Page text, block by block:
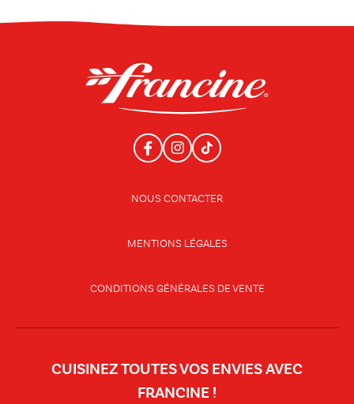
NOUS CONTACTER
MENTIONS LÉGALES
CONDITIONS GÉNÉRALES DE VENTE
CUISINEZ TOUTES VOS ENVIES AVEC
FRANCINE !